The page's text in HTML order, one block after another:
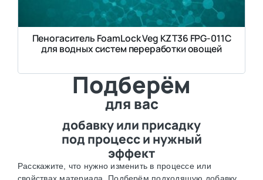
Пеногаситель FoamLock Veg KZT36 FPG-011C
для водных систем переработки овощей
Подберём
для вас
добавку или присадку
под процесс и нужный
эффект
Расскажите, что нужно изменить в процессе или
свойствах материала. Подберём подходящую добавку.